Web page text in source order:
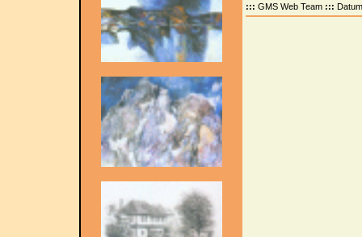
::: GMS Web Team :::